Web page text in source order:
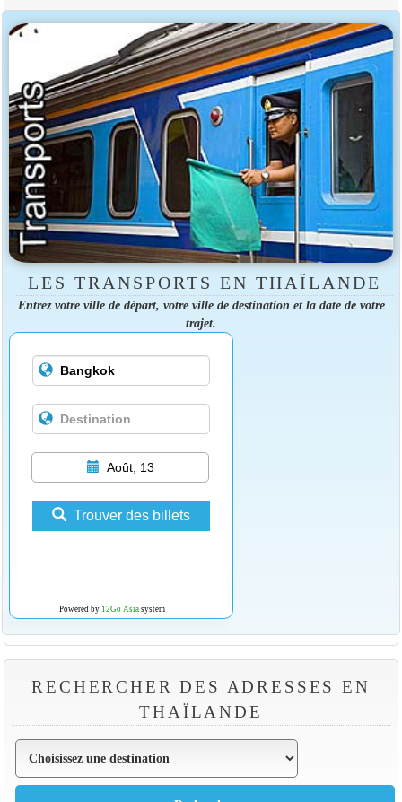
LES TRANSPORTS EN THAÏLANDE
Entrez votre ville de départ, votre ville de destination et la date de votre
trajet.
Août, 13
Trouver des billets
Powered by 12Go Asia system
RECHERCHER DES ADRESSES EN
THAÏLANDE